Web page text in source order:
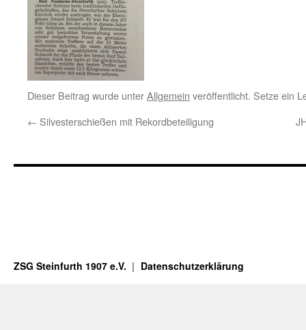
Dieser Beitrag wurde unterAllgemein veröffentlicht. Setze ein
← Silvesterschießen mit Rekordbeteiligung
ZSG Steinfurth 1907 e.V. Datenschutzerklärung